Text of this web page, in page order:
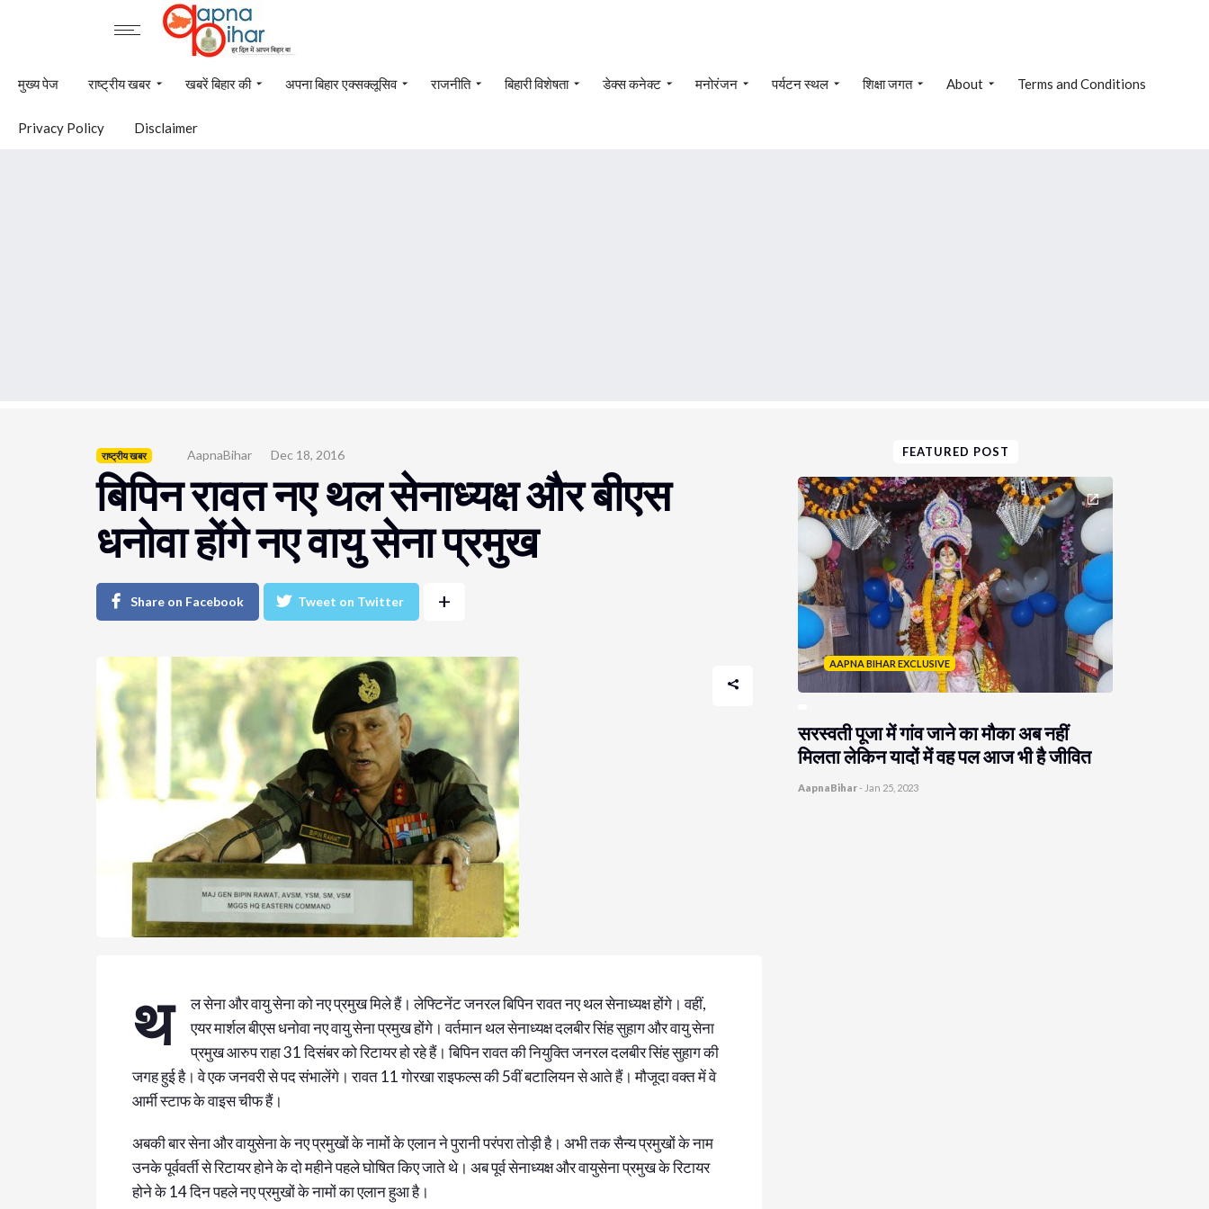
मुख्य पेज राष्ट्रीय खबर खबरें बिहार की अपना बिहार एक्सक्लूसिव राजनीति बिहारी विशेषता डेक्स कनेक्ट मनोरंजन पर्यटन स्थल शिक्षा जगत About Terms and Conditions
Privacy Policy Disclaimer
राष्ट्रीय खबर AapnaBihar Dec 18, 2016
बिपिन रावत नए थल सेनाध्यक्ष और बीएस
धनोवा होंगे नए वायु सेना प्रमुख
Share on Facebook Tweet on Twitter +
थ
ल सेना और वायु सेना को नए प्रमुख मिले हैं। लेफ्टिनेंट जनरल बिपिन रावत नए थल सेनाध्‍यक्ष होंगे। वहीं,
एयर मार्शल बीएस धनोवा नए वायु सेना प्रमुख होंगे। वर्तमान थल सेनाध्यक्ष दलबीर सिंह सुहाग और वायु सेना
प्रमुख आरुप राहा 31 दिसंबर को रिटायर हो रहे हैं। बिपिन रावत की नियुक्ति जनरल दलबीर सिंह सुहाग की
जगह हुई है। वे एक जनवरी से पद संभालेंगे। रावत 11 गोरखा राइफल्‍स की 5वीं बटालियन से आते हैं। मौजूदा वक्त में वे
आर्मी स्‍टाफ के वाइस चीफ हैं।
अबकी बार सेना और वायुसेना के नए प्रमुखों के नामों के एलान ने पुरानी परंपरा तोड़ी है। अभी तक सैन्य प्रमुखों के नाम
उनके पूर्ववर्ती से रिटायर होने के दो महीने पहले घोषित किए जाते थे। अब पूर्व सेनाध्यक्ष और वायुसेना प्रमुख के रिटायर
होने के 14 दिन पहले नए प्रमुखों के नामों का एलान हुआ है।
FEATURED POST
AAPNA BIHAR EXCLUSIVE
सरस्वती पूजा में गांव जाने का मौका अब नहीं
मिलता लेकिन यादों में वह पल आज भी है जीवित
AapnaBihar- Jan 25, 2023